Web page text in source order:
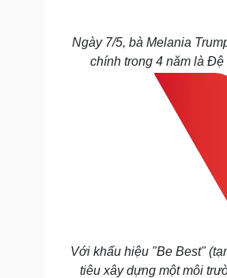
Ngày 7/5, bà Melania
chính trong 4 năm là Đệ
Với khẩu hiệu "Be Best"
tiêu xây dựng một môi